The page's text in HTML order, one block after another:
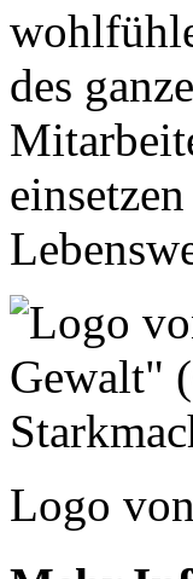
des
Logo